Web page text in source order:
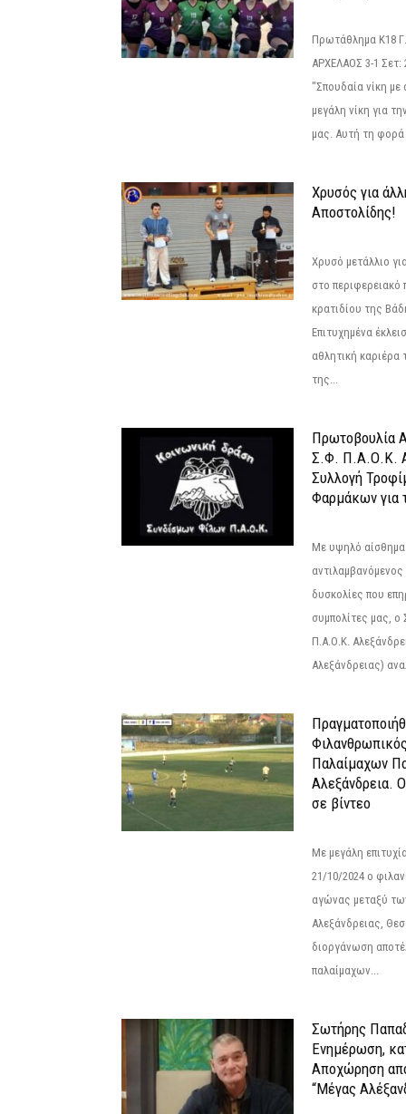
Πρωτάθλημα Κ18
ΑΡΧΕΛΑΟΣ 3-1 Σετ:
"Σπουδαία νίκη
μεγάλη νίκη για
μας. Αυτή τη φορά
Χρυσός για
Αποστολίδης!
Χρυσό μετάλλιο
στο
κρατιδίου της
Επιτυχημένα
αθλητική καριέρα
της...
Πρωτοβουλία
Σ.Φ. Π.Α.Ο.Κ.
Συλλογή
Φαρμάκων για
Με υψηλό αίσθημα
αντιλαμβανόμενος
δυσκολίες που
συμπολίτες μας,
Π.Α.Ο.Κ.
Αλεξάνδρειας)
Παλαίμαχων
Αλεξάνδρεια.
σε βίντεο
Με μεγάλη
21/10/2024 ο
αγώνας μεταξύ
Αλεξάνδρειας,
διοργάνωση
παλαίμαχων...
Σωτήρης
Ενημέρωση,
Αποχώρηση
“Μέγας